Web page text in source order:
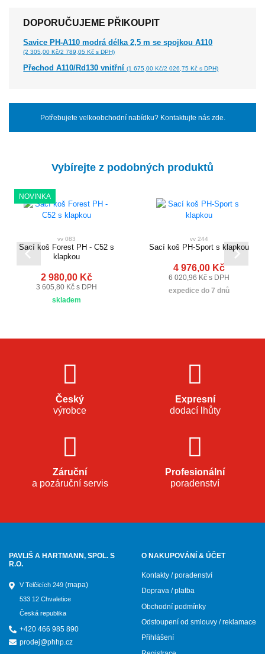
DOPORUČUJEME PŘIKOUPIT
Savice PH-A110 modrá délka 2,5 m se spojkou A110
(2 305,00 Kč/2 789,05 Kč s DPH)
Přechod A110/Rd130 vnitřní(1 675,00 Kč/2 026,75 Kč s DPH)
Potřebujete velkoobchodní nabídku? Kontaktujte nás zde.
Vybírejte z podobných produktů
NOVINKA
vv 083
Sací koš Forest PH - C52 s
klapkou
2 980,00 Kč
3 605,80 Kč s DPH
skladem
vv 244
Sací koš PH-Sport s klapkou
4 976,00 Kč
6 020,96 Kč s DPH
expedice do 7 dnů
Český
výrobce
Expresní
dodací lhůty
Záruční
a pozáruční servis
Profesionální
poradenství
PAVLIŠ A HARTMANN, SPOL. S
R.O.
V Telčicích 249 (mapa)
533 12 Chvaletice
Česká republika
+420 466 985 890
prodej@phhp.cz
O NAKUPOVÁNÍ & ÚČET
Kontakty / poradenství
Doprava / platba
Obchodní podmínky
Odstoupení od smlouvy / reklamace
Přihlášení